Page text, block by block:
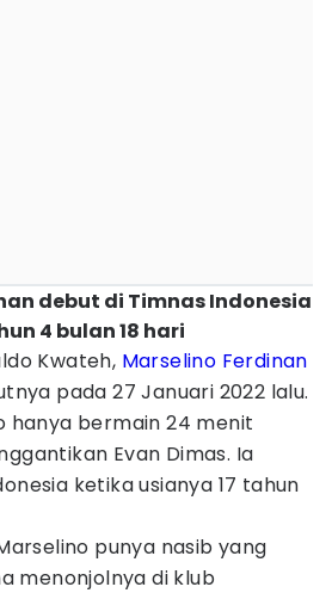
debut di Timnas Indonesia
4 bulan 18 hari
Kwateh, Marselino Ferdinan
pada 27 Januari 2022 lalu.
hanya bermain 24 menit
Evan Dimas. Ia
ketika usianya 17 tahun
punya nasib yang
menonjolnya di klub